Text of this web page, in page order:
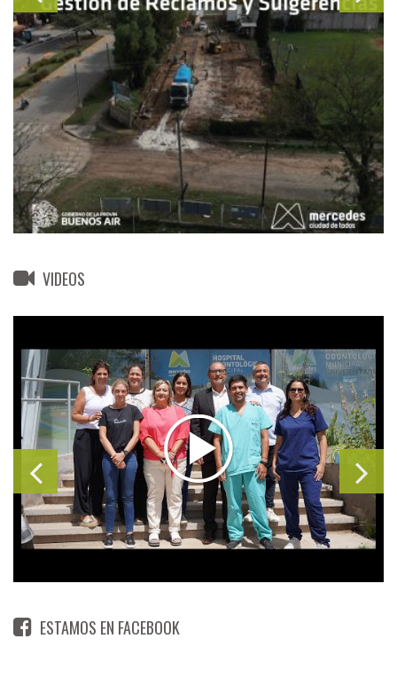
VIDEOS
ESTAMOS EN FACEBOOK